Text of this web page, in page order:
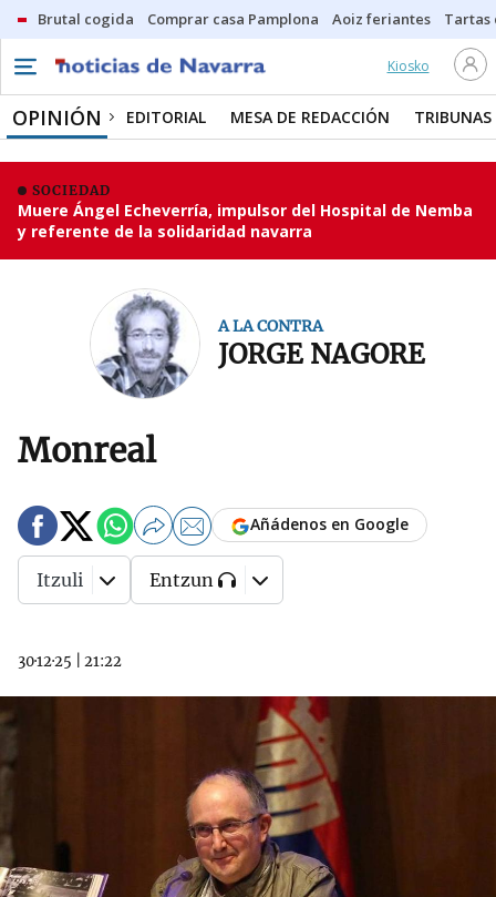
Brutal cogida Comprar casa Pamplona Aoiz feriantes Tartas
Kiosko
OPINIÓN EDITORIAL MESA DE REDACCIÓN TRIBUNAS
SOCIEDAD
Muere Ángel Echeverría, impulsor del Hospital de Nemba
y referente de la solidaridad navarra
A LA CONTRA
JORGE NAGORE
Monreal
30·12·25 21:22
Añádenos en Google
Itzuli Entzun